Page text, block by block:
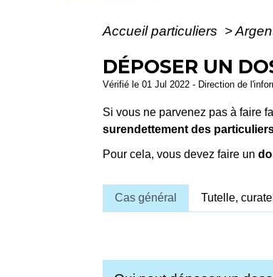
Accueil particuliers >
DÉPOSER UN
Vérifié le 01 Jul 2022 - Direction de
Si vous ne parvenez pas à faire
surendettement des
Pour cela, vous devez faire un
Cas général Tutelle,